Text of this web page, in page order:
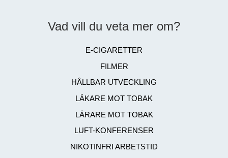
Vad vill du veta mer om?
E-CIGARETTER
FILMER
HÅLLBAR UTVECKLING
LÄKARE MOT TOBAK
LÄRARE MOT TOBAK
LUFT-KONFERENSER
NIKOTINFRI ARBETSTID